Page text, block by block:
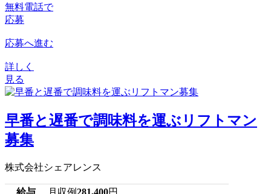
無料電話で
応募
応募へ進む
詳しく
見る
早番と遅番で調味料を運ぶリフトマン
募集
株式会社シェアレンス
給与 月収例281,400円